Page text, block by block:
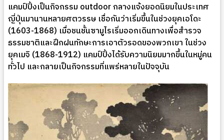
แคมป์ปิ้งเป็นกิจกรรม outdoor กลางแจ้งยอดนิยมในประเทศ
ญี่ปุ่นมานานหลายศตวรรษ เชื่อกันว่าเริ่มขึ้นในช่วงยุคเอโดะ
(1603-1868) เมื่อชนชั้นซามูไรเริ่มออกเดินทางเพื่อสำรวจ
ธรรมชาติและฝึกฝนทักษะการเอาตัวรอดของพวกเขา ในช่วง
ยุคเมจิ (1868-1912) แคมป์ปิ้งได้รับความนิยมมากขึ้นในหมู่คน
ทั่วไป และกลายเป็นกิจกรรมที่แพร่หลายในปัจจุบัน